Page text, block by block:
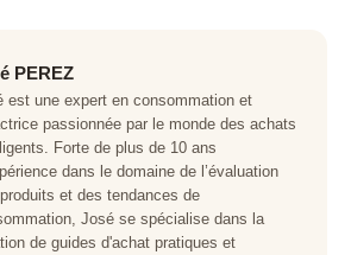
PEREZ
passionnée par le monde des achats
Forte de plus de 10 ans
dans le domaine de l’évaluation
et des tendances de
José se spécialise dans la
de guides d'achat pratiques et